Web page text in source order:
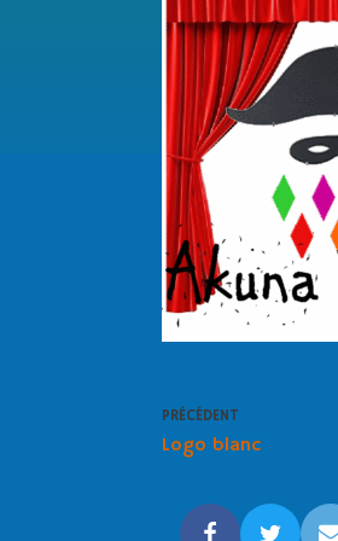
PRÉCÉDENT
Logo blanc